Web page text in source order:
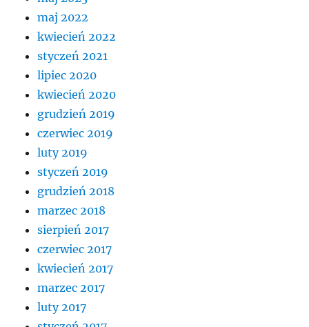
maj 2022
kwiecień 2022
styczeń 2021
lipiec 2020
kwiecień 2020
grudzień 2019
czerwiec 2019
luty 2019
styczeń 2019
grudzień 2018
marzec 2018
sierpień 2017
czerwiec 2017
kwiecień 2017
marzec 2017
luty 2017